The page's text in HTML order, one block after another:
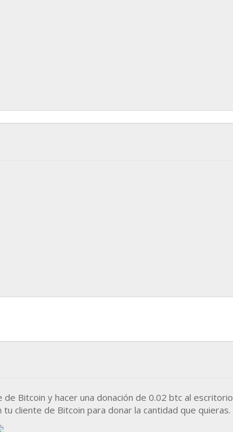
abajo para lanzar tu cliente de Bitcoin y hacer una donación de 0.02 btc al escritorio
. Alternativamente, copia y pega la dirección Bitcoin en tu cliente de Bitcoin para donar la cantidad que quieras.